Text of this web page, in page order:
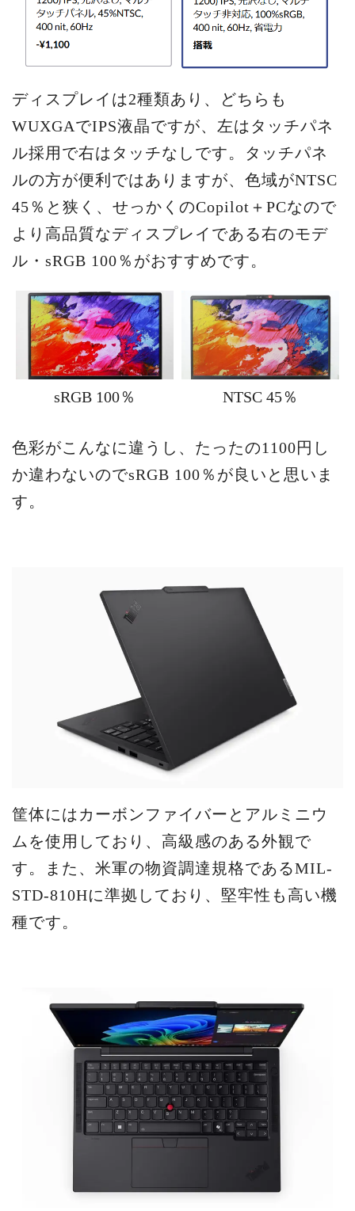
ディスプレイは2種類あり、どちらも
WUXGAでIPS液晶ですが、左はタッチパネ
ル採用で右はタッチなしです。タッチパネ
ルの方が便利ではありますが、色域がNTSC
45％と狭く、せっかくのCopilot＋PCなので
より高品質なディスプレイである右のモデ
ル・sRGB 100％がおすすめです。
sRGB 100％ NTSC 45％
色彩がこんなに違うし、たったの1100円し
か違わないのでsRGB 100％が良いと思いま
す。
筐体にはカーボンファイバーとアルミニウ
ムを使用しており、高級感のある外観で
す。また、米軍の物資調達規格であるMIL-
STD-810Hに準拠しており、堅牢性も高い機
種です。